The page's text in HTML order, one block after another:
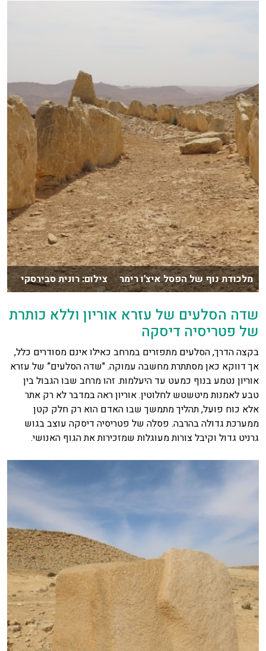
מלכודת נוף של הפסל איצ'ו רימר צילום: רונית סבירסקי
שדה הסלעים של עזרא אוריון וללא כותרת
של פטריסיה דיסקה
בקצה הדרך, הסלעים מתפזרים במרחב כאילו אינם מסודרים כלל,
אך דווקא כאן מסתתרת מחשבה עמוקה. "שדה הסלעים” של עזרא
אוריון נטמע בנוף כמעט עד היעלמות. זהו מרחב שבו הגבול בין
טבע לאמנות מיטשטש לחלוטין. אוריון ראה במדבר לא רק אתר
אלא כוח פועל, תהליך מתמשך שבו האדם הוא רק חלק קטן
ממערכת גדולה בהרבה. פסלה של פטריסיה דיסקה עוצב בגוש
גרניט גדול וקיבל צורות מעוגלות שמזכירות את הגוף האנושי.